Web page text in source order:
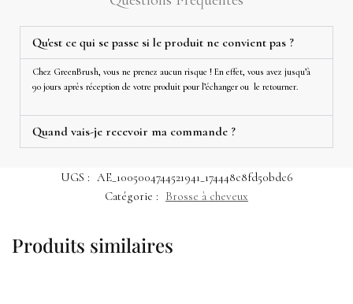
Qu'est ce qui se passe si le produit ne convient pas ?
Chez GreenBrush, vous ne prenez aucun risque ! En effet, vous avez jusqu’à
90 jours après réception de votre produit pour l’échanger ou le retourner.
Quand vais-je recevoir ma commande ?
UGS : AE_1005004744521941_174448c8fd50bdc6
Catégorie :
Brosse à cheveux
Produits similaires